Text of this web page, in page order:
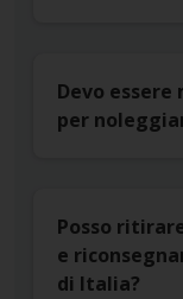
Devo
per
Posso
e
di Italia?